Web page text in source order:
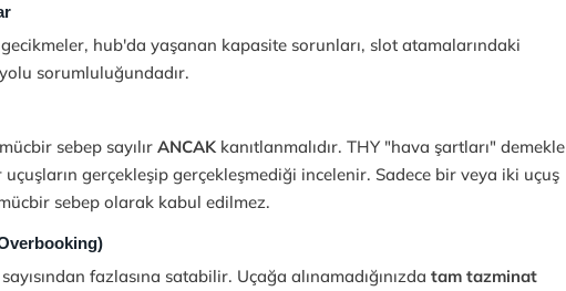
hub'da yaşanan kapasite sorunları, slot atamalarındaki
sorumluluğundadır.
sebep sayılır ANCAK kanıtlanmalıdır. THY "hava şartları" demekle
gerçekleşip gerçekleşmediği incelenir. Sadece bir veya iki uçuş
sebep olarak kabul edilmez.
fazlasına satabilir. Uçağa alınamadığınızda tam tazminat